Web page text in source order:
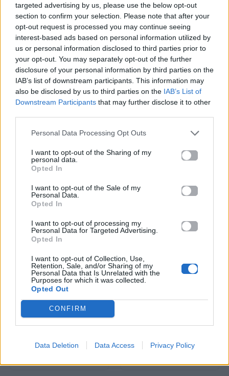
targeted advertising by us, please use the below opt-out
section to confirm your selection. Please note that after your
opt-out request is processed you may continue seeing
interest-based ads based on personal information utilized by
us or personal information disclosed to third parties prior to
your opt-out. You may separately opt-out of the further
disclosure of your personal information by third parties on the
IAB’s list of downstream participants. This information may
also be disclosed by us to third parties on the IAB’s List of
Downstream Participants that may further disclose it to other
Personal Data Processing Opt Outs
I want to opt-out of the Sharing of my
personal data.
Opted In
I want to opt-out of the Sale of my
Personal Data.
Opted In
I want to opt-out of processing my
Personal Data for Targeted Advertising.
Opted In
I want to opt-out of Collection, Use,
Retention, Sale, and/or Sharing of my
Personal Data that Is Unrelated with the
Purposes for which it was collected.
Opted Out
CONFIRM
Data Deletion Data Access Privacy Policy
22.02.2018 20.07.2017
All Videos
κάνει push ups!
29.06.2017
All Videos
βίντεο από το
Κυριακής – Υπήρξε
παραβίαση κανόνων;
26.06.2017
All Videos
H διπλή γκάφα του
Ντάνου στο Survivor
που δεν πρόσεξε
(σχεδόν) κανείς!
All Videos
Αυτός ο άνθρωπος
και κατάφερε να